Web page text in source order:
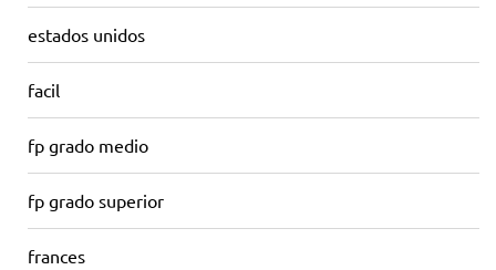
estados unidos
facil
fp grado medio
fp grado superior
frances